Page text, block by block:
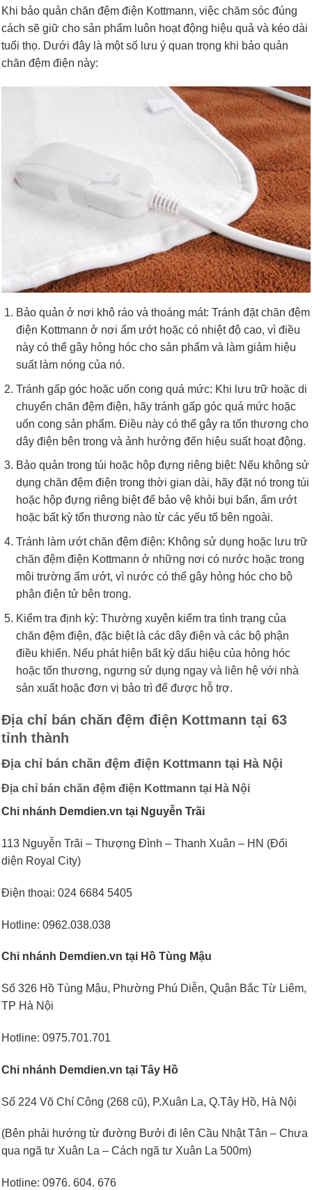
Khi bảo quản chăn đệm điện Kottmann, việc chăm sóc đúng
cách sẽ giữ cho sản phẩm luôn hoạt động hiệu quả và kéo dài
tuổi thọ. Dưới đây là một số lưu ý quan trọng khi bảo quản
chăn đệm điện này:
Bảo quản ở nơi khô ráo và thoáng mát: Tránh đặt chăn đệm
điện Kottmann ở nơi ẩm ướt hoặc có nhiệt độ cao, vì điều
này có thể gây hỏng hóc cho sản phẩm và làm giảm hiệu
suất làm nóng của nó.
Tránh gấp góc hoặc uốn cong quá mức: Khi lưu trữ hoặc di
chuyển chăn đệm điện, hãy tránh gấp góc quá mức hoặc
uốn cong sản phẩm. Điều này có thể gây ra tổn thương cho
dây điện bên trong và ảnh hưởng đến hiệu suất hoạt động.
Bảo quản trong túi hoặc hộp đựng riêng biệt: Nếu không sử
dụng chăn đệm điện trong thời gian dài, hãy đặt nó trong túi
hoặc hộp đựng riêng biệt để bảo vệ khỏi bụi bẩn, ẩm ướt
hoặc bất kỳ tổn thương nào từ các yếu tố bên ngoài.
Tránh làm ướt chăn đệm điện: Không sử dụng hoặc lưu trữ
chăn đệm điện Kottmann ở những nơi có nước hoặc trong
môi trường ẩm ướt, vì nước có thể gây hỏng hóc cho bộ
phận điện tử bên trong.
Kiểm tra định kỳ: Thường xuyên kiểm tra tình trạng của
chăn đệm điện, đặc biệt là các dây điện và các bộ phận
điều khiển. Nếu phát hiện bất kỳ dấu hiệu của hỏng hóc
hoặc tổn thương, ngưng sử dụng ngay và liên hệ với nhà
sản xuất hoặc đơn vị bảo trì để được hỗ trợ.
Địa chỉ bán chăn đệm điện Kottmann tại 63
tỉnh thành
Địa chỉ bán chăn đệm điện Kottmann tại Hà Nội
Địa chỉ bán chăn đệm điện Kottmann tại Hà Nội
Chi nhánh Demdien.vn tại Nguyễn Trãi
113 Nguyễn Trãi – Thượng Đình – Thanh Xuân – HN (Đối
diện Royal City)
Điện thoại: 024 6684 5405
Hotline: 0962.038.038
Chi nhánh Demdien.vn tại Hồ Tùng Mậu
Số 326 Hồ Tùng Mậu, Phường Phú Diễn, Quận Bắc Từ Liêm,
TP Hà Nội
Hotline: 0975.701.701
Chi nhánh Demdien.vn tại Tây Hồ
Số 224 Võ Chí Công (268 cũ), P.Xuân La, Q.Tây Hồ, Hà Nội
(Bên phải hướng từ đường Bưởi đi lên Cầu Nhật Tân – Chưa
qua ngã tư Xuân La – Cách ngã tư Xuân La 500m)
Hotline: 0976. 604. 676